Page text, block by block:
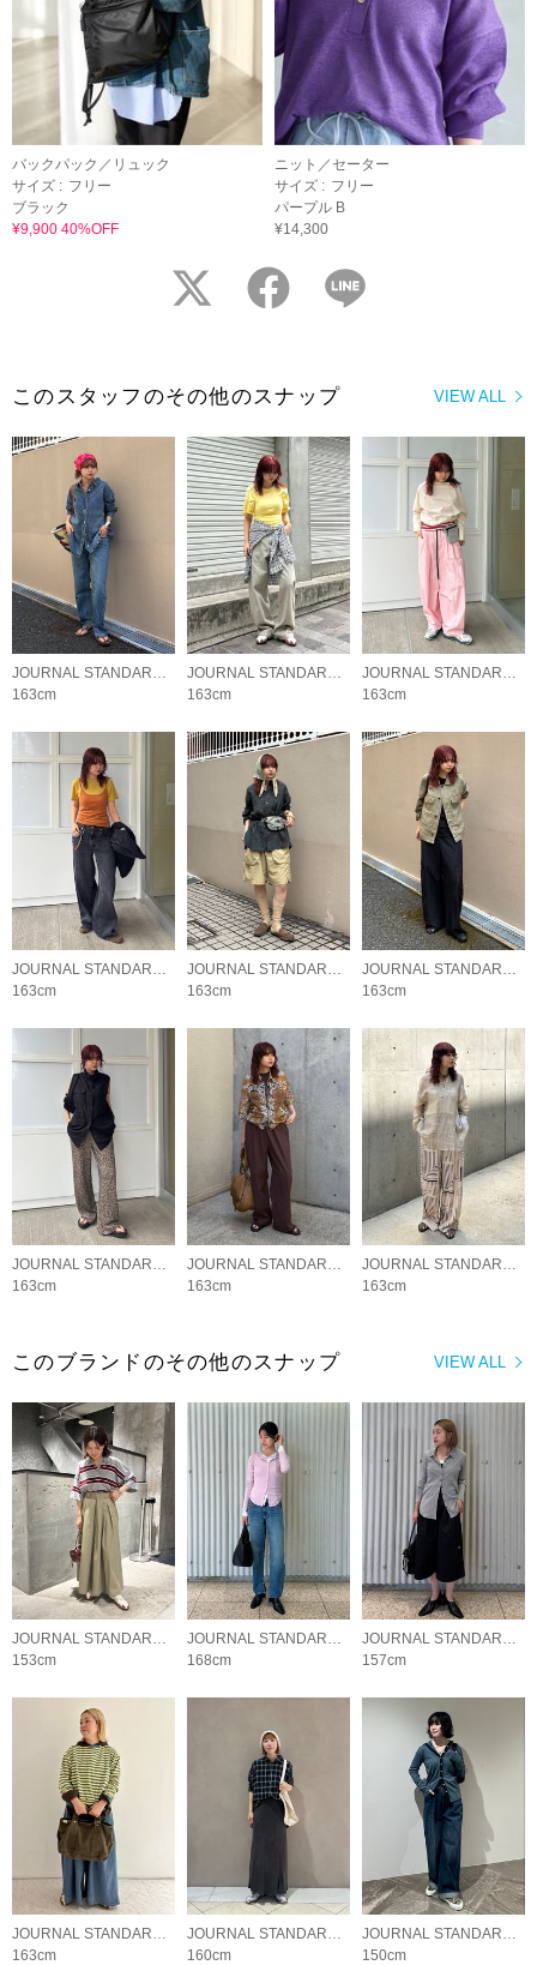
バックパック／リュック
サイズ : フリー
ブラック
¥9,900 40%OFF
ニット／セーター
サイズ : フリー
パープル B
¥14,300
twitter facebook
VIEW ALL
このスタッフのその他のスナップ
JOURNAL STANDARD LADYS
163cm
JOURNAL STANDARD LADYS
163cm
JOURNAL STANDARD LADYS
163cm
163cm
163cm
163cm
163cm
163cm
163cm
VIEW ALL
このブランドのその他のスナップ
JOURNAL STANDARD LADYS
153cm
JOURNAL STANDARD LADYS
168cm
JOURNAL STANDARD LADYS
157cm
JOURNAL STANDARD LADYS
163cm
JOURNAL STANDARD LADYS
160cm
JOURNAL STANDARD LADYS
150cm